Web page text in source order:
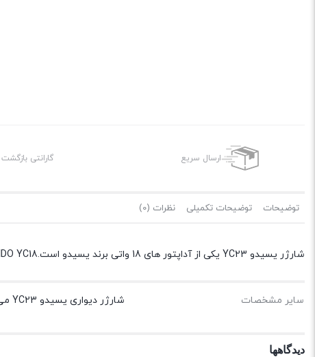
ارسال سریع گارانتی
توضیحات توضیحات تکمیلی نظرات (0)
شارژر یسیدو YC23 یکی از آداپتور های 18 واتی برند یسیدو است.YESIDO YC18 دارای یک پورت خروجی تایپسی است.یسیدو YC23 دارای شدت جریان خروجی تایپسی 3آمپر و شارژ سریع PD باتوان 18وات است.
سایر مشخصات شارژر دیواری یسیدو YC23 می‌تواند گوشی شما را با ولتاژ ۵ ولت و شدت جریان ۳A شارژ نماید که سرعت شارژ بسیار سریع بر روی شارژ گوشی هوشمند محسوب می شود
دیدگاهها